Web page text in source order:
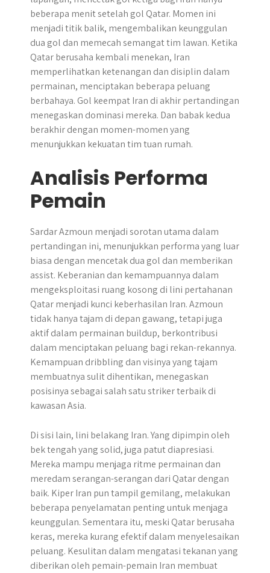
beberapa menit setelah gol Qatar. Momen ini
menjadi titik balik, mengembalikan keunggulan
dua gol dan memecah semangat tim lawan. Ketika
Qatar berusaha kembali menekan, Iran
memperlihatkan ketenangan dan disiplin dalam
permainan, menciptakan beberapa peluang
berbahaya. Gol keempat Iran di akhir pertandingan
menegaskan dominasi mereka. Dan babak kedua
berakhir dengan momen-momen yang
menunjukkan kekuatan tim tuan rumah.
Analisis Performa
Pemain
Sardar Azmoun menjadi sorotan utama dalam
pertandingan ini, menunjukkan performa yang luar
biasa dengan mencetak dua gol dan memberikan
assist. Keberanian dan kemampuannya dalam
mengeksploitasi ruang kosong di lini pertahanan
Qatar menjadi kunci keberhasilan Iran. Azmoun
tidak hanya tajam di depan gawang, tetapi juga
aktif dalam permainan buildup, berkontribusi
dalam menciptakan peluang bagi rekan-rekannya.
Kemampuan dribbling dan visinya yang tajam
membuatnya sulit dihentikan, menegaskan
posisinya sebagai salah satu striker terbaik di
kawasan Asia.
Di sisi lain, lini belakang Iran. Yang dipimpin oleh
bek tengah yang solid, juga patut diapresiasi.
Mereka mampu menjaga ritme permainan dan
meredam serangan-serangan dari Qatar dengan
baik. Kiper Iran pun tampil gemilang, melakukan
beberapa penyelamatan penting untuk menjaga
keunggulan. Sementara itu, meski Qatar berusaha
keras, mereka kurang efektif dalam menyelesaikan
peluang. Kesulitan dalam mengatasi tekanan yang
diberikan oleh pemain-pemain Iran membuat